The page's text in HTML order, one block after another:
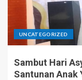
UNCATEGORIZED
Sambut Hari
Santunan Anak